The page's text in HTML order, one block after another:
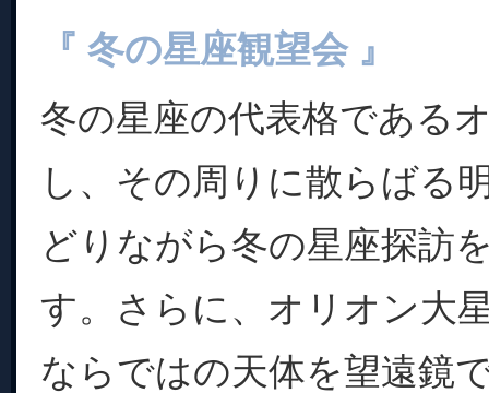
『 冬の星座観望会 』
冬の星座の代表格である
し、その周りに散らばる
どりながら冬の星座探訪
す。さらに、オリオン大
ならではの天体を望遠鏡